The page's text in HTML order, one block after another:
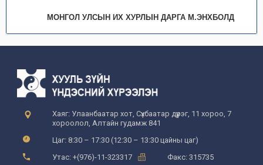
МОНГОЛ УЛСЫН ИХ ХУРЛЫН ДАРГА М.ЭНХБОЛД
Хаяг: Улаанбаатар хот, Сүхбаатар дүүрэг, 11 хороо, 7
хороолол, Алтайн гудамж 841
Цаг: 8:30 – 17:30 (12:30 – 13:30 цайны цаг)
Утас: +(976)-11-323317
Факс: 315735